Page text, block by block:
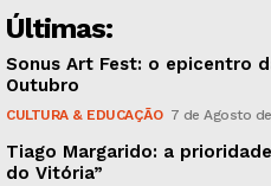
Últimas:
Sonus Art Fest: o epicentro
Outubro
CULTURA & EDUCAÇÃO 7 de Agosto
Tiago Margarido: a
do Vitória”